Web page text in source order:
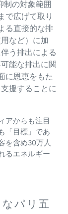
制の対象範囲
で広げて取り
る直接的な排
など）に加
う排出による
能な排出に関
に恩恵をもた
援することに
アからも注目
「目標」であ
を含め30万人
るエネルギー
パリ五